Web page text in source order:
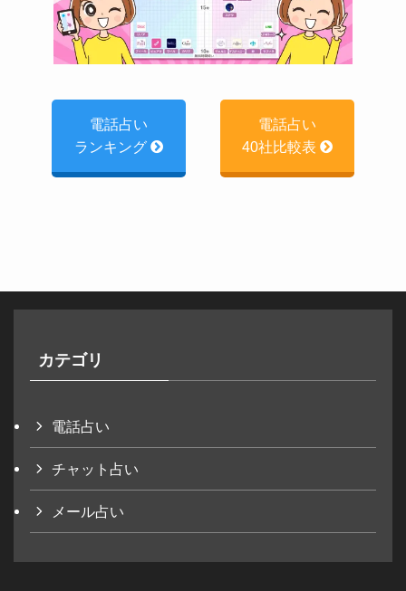
電話占い
ランキング
電話占い
40社比較表
カテゴリ
電話占い
チャット占い
メール占い